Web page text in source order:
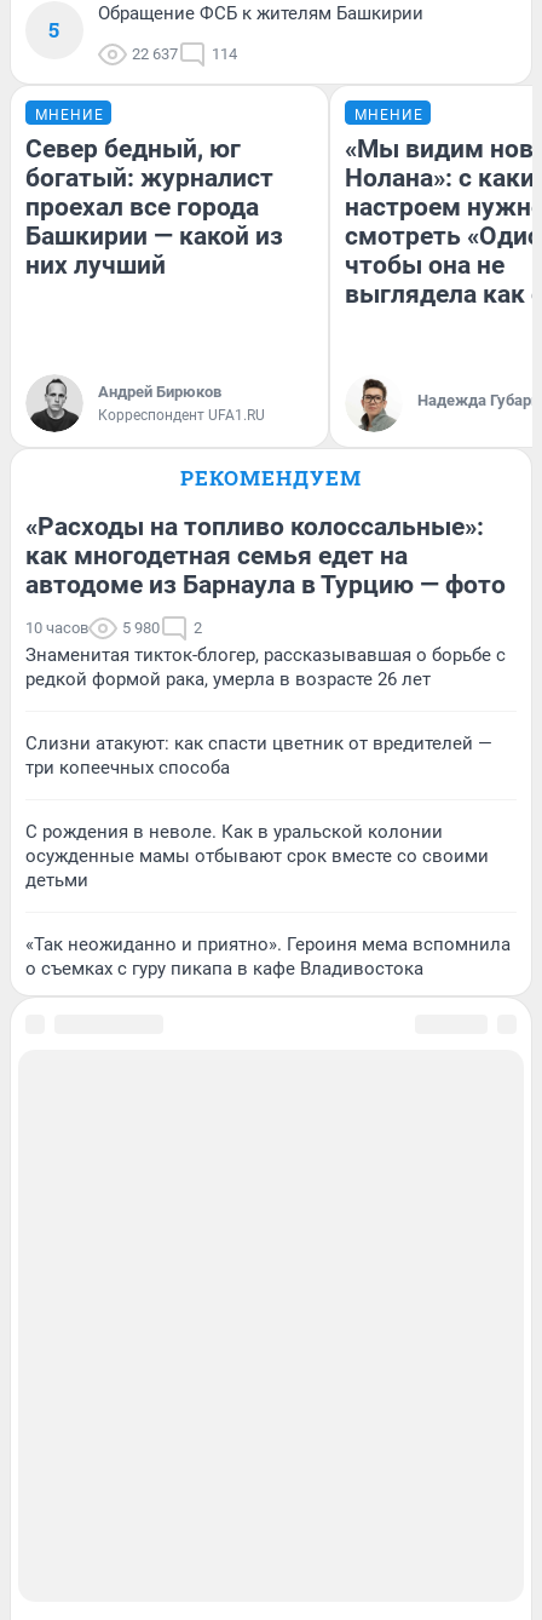
5
Обращение ФСБ к жителям Башкирии
22 637 114
МНЕНИЕ
Север бедный, юг
богатый: журналист
проехал все города
Башкирии — какой из
них лучший
Андрей Бирюков
Корреспондент UFA1.RU
МНЕНИЕ
«Мы видим
Нолана»: с
настроем
смотреть
чтобы она не
выглядела как
Надежда Губарь
РЕКОМЕНДУЕМ
«Расходы на топливо колоссальные»:
как многодетная семья едет на
автодоме из Барнаула в Турцию — фото
10 часов 5 980 2
Знаменитая тикток-блогер, рассказывавшая о борьбе с
редкой формой рака, умерла в возрасте 26 лет
Слизни атакуют: как спасти цветник от вредителей —
три копеечных способа
С рождения в неволе. Как в уральской колонии
осужденные мамы отбывают срок вместе со своими
детьми
«Так неожиданно и приятно». Героиня мема вспомнила
о съемках с гуру пикапа в кафе Владивостока